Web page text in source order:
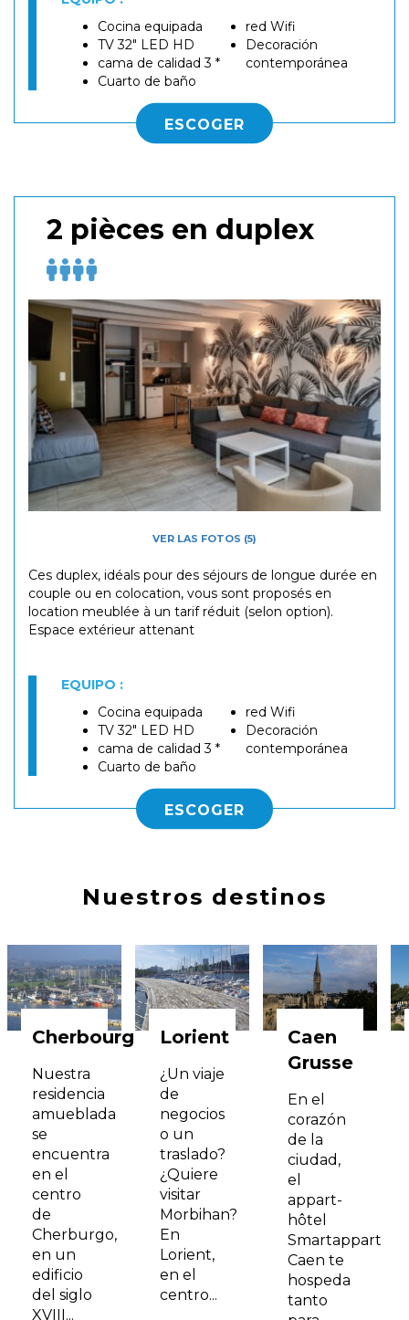
Cocina equipada
TV 32" LED HD
cama de calidad 3 *
Cuarto de baño
red Wifi
Decoración
contemporánea
ESCOGER
2 pièces en duplex
VER LAS FOTOS (5)
Ces duplex, idéals pour des séjours de longue durée en
couple ou en colocation, vous sont proposés en
location meublée à un tarif réduit (selon option).
​Espace extérieur attenant
EQUIPO :
Cocina equipada
TV 32" LED HD
cama de calidad 3 *
Cuarto de baño
red Wifi
Decoración
contemporánea
ESCOGER
Nuestros destinos
Cherbourg
Nuestra
residencia
amueblada
se
encuentra
en el
centro
de
Cherburgo,
en un
edificio
del siglo
XVIII...
Lorient
¿Un viaje
de
negocios
o un
traslado?
¿Quiere
visitar
Morbihan?
En
Lorient,
en el
centro...
Caen
Grusse
En el
corazón
de la
ciudad,
el
appart-
hôtel
Smartappart
Caen te
hospeda
tanto